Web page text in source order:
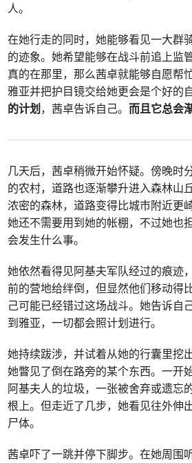
人。
在她行走的同时，她能够看见一大群
的迹象。她希望能够在战斗前追上监
真的在那里，那么茜卓就能够自愿帮
雅亚并把护目镜交给她更会是个好的
的计划，茜卓告诉自己。而且它总会
几天后，茜卓稍微开始怀疑。傍晚时
的农村，道路也逐渐攀升进入森林山
浓密的森林，道路变得比城市附近更
她还不需要用到她的帐棚，不过她也
会发生什么事。
她依然看得见阿基夫军队经过的痕迹
前的营地给绊倒，但显然他们移动得
己可能已经错过这场战斗。她告诉自
到雅亚，一切都会照计划进行。
她持续跋涉，并试着从她的行囊里挖
她瞥见了倒在路旁的某个东西。一开
阿基夫人的垃圾，一张被舍弃或遗忘
根上。但走近了几步，她看见往外伸
尸体。
茜卓吓了一跳并停下脚步。在她周围